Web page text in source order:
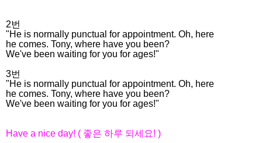
2번
"He is normally punctual for appointment. Oh, here
he comes. Tony, where have you been?
We've been waiting for you for ages!"
3번
"He is normally punctual for appointment. Oh, here
he comes. Tony, where have you been?
We've been waiting for you for ages!"
Have a nice day! ( 좋은 하루 되세요! )